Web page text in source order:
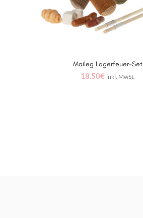
IN DEN WARENKORB
Maileg Lagerfeuer-Set
18.50€ inkl. MwSt.